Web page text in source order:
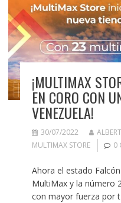
¡MULTIMAX
EN CORO CON
VENEZUELA!
30/07/2022
MULTIMAX STORE
0
Ahora el estado
MultiMax y la número
con mayor fuerza por